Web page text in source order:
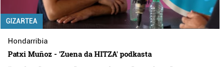
GIZARTEA
Hondarribia
Patxi Muñoz - 'Zuena da HITZA' podkasta